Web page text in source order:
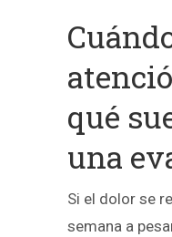
qué
una
Si el dolor se
semana a